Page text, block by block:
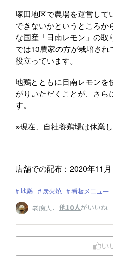
塚田地区で農場を運営して
できないかというところか
な国産「日南レモン」の取
では13農家の方が栽培さ
役立っています。
地鶏とともに日南レモンを
がりいただくことが、さら
す。
※現在、自社養鶏場は休業し
店舗での配布：2020年11
地鶏 炭火焼 看板メニュー
老魔人 、 他10人がいいね
い